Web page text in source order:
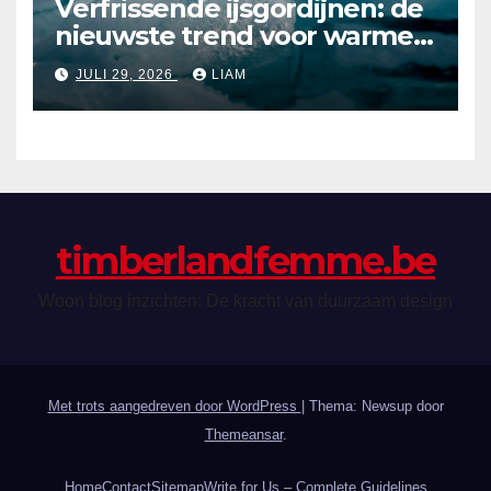
Verfrissende ijsgordijnen: de
nieuwste trend voor warme
zomerdagen
JULI 29, 2026 LIAM
timberlandfemme.be
Met trots aangedreven door WordPress | Thema: Newsup door
Themeansar.
HomeContactSitemapWrite for Us – Complete Guidelines